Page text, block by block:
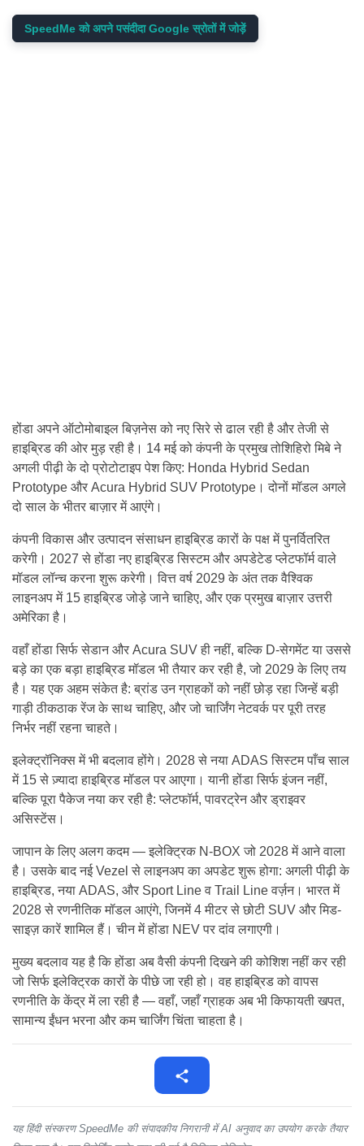
SpeedMe को अपने पसंदीदा Google स्रोतों में जोड़ें
होंडा अपने ऑटोमोबाइल बिज़नेस को नए सिरे से ढाल रही है और तेजी से
हाइब्रिड की ओर मुड़ रही है। 14 मई को कंपनी के प्रमुख तोशिहिरो मिबे ने
अगली पीढ़ी के दो प्रोटोटाइप पेश किए: Honda Hybrid Sedan
Prototype और Acura Hybrid SUV Prototype। दोनों मॉडल अगले
दो साल के भीतर बाज़ार में आएंगे।
कंपनी विकास और उत्पादन संसाधन हाइब्रिड कारों के पक्ष में पुनर्वितरित
करेगी। 2027 से होंडा नए हाइब्रिड सिस्टम और अपडेटेड प्लेटफॉर्म वाले
मॉडल लॉन्च करना शुरू करेगी। वित्त वर्ष 2029 के अंत तक वैश्विक
लाइनअप में 15 हाइब्रिड जोड़े जाने चाहिए, और एक प्रमुख बाज़ार उत्तरी
अमेरिका है।
वहाँ होंडा सिर्फ सेडान और Acura SUV ही नहीं, बल्कि D-सेगमेंट या उससे
बड़े का एक बड़ा हाइब्रिड मॉडल भी तैयार कर रही है, जो 2029 के लिए तय
है। यह एक अहम संकेत है: ब्रांड उन ग्राहकों को नहीं छोड़ रहा जिन्हें बड़ी
गाड़ी ठीकठाक रेंज के साथ चाहिए, और जो चार्जिंग नेटवर्क पर पूरी तरह
निर्भर नहीं रहना चाहते।
इलेक्ट्रॉनिक्स में भी बदलाव होंगे। 2028 से नया ADAS सिस्टम पाँच साल
में 15 से ज़्यादा हाइब्रिड मॉडल पर आएगा। यानी होंडा सिर्फ इंजन नहीं,
बल्कि पूरा पैकेज नया कर रही है: प्लेटफॉर्म, पावरट्रेन और ड्राइवर
असिस्टेंस।
जापान के लिए अलग कदम — इलेक्ट्रिक N-BOX जो 2028 में आने वाला
है। उसके बाद नई Vezel से लाइनअप का अपडेट शुरू होगा: अगली पीढ़ी के
हाइब्रिड, नया ADAS, और Sport Line व Trail Line वर्ज़न। भारत में
2028 से रणनीतिक मॉडल आएंगे, जिनमें 4 मीटर से छोटी SUV और मिड-
साइज़ कारें शामिल हैं। चीन में होंडा NEV पर दांव लगाएगी।
मुख्य बदलाव यह है कि होंडा अब वैसी कंपनी दिखने की कोशिश नहीं कर रही
जो सिर्फ इलेक्ट्रिक कारों के पीछे जा रही हो। वह हाइब्रिड को वापस
रणनीति के केंद्र में ला रही है — वहाँ, जहाँ ग्राहक अब भी किफायती खपत,
सामान्य ईंधन भरना और कम चार्जिंग चिंता चाहता है।
यह हिंदी संस्करण SpeedMe की संपादकीय निगरानी में AI अनुवाद का उपयोग करके तैयार